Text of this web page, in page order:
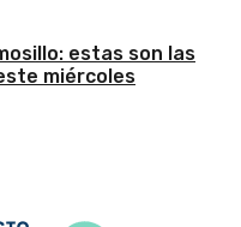
estas son las
miércoles